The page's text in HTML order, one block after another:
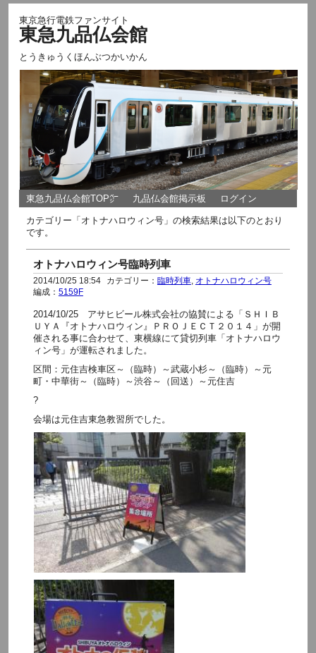
東京急行電鉄ファンサイト
東急九品仏会館
とうきゅうくほんぶつかいかん
東急九品仏会館TOP㌻ 九品仏会館掲示板 ログイン
カテゴリー「オトナハロウィン号」の検索結果は以下のとおり
です。
オトナハロウィン号臨時列車
2014/10/25 18:54 カテゴリー： 臨時列車, オトナハロウィン号
編成： 5159F
2014/10/25 アサヒビール株式会社の協賛による「ＳＨＩＢ
ＵＹＡ『オトナハロウィン』ＰＲＯＪＥＣＴ２０１４」が開
催される事に合わせて、東横線にて貸切列車「オトナハロウ
ィン号」が運転されました。
区間：元住吉検車区～（臨時）～武蔵小杉～（臨時）～元
町・中華街～（臨時）～渋谷～（回送）～元住吉
?
会場は元住吉東急教習所でした。